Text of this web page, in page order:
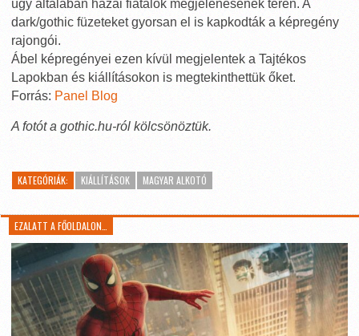
úgy általában hazai fiatalok megjelenésének terén. A
dark/gothic füzeteket gyorsan el is kapkodták a képregény
rajongói.
Ábel képregényei ezen kívül megjelentek a Tajtékos
Lapokban és kiállításokon is megtekinthettük őket.
Forrás: Panel Blog
A fotót a gothic.hu-ról kölcsönöztük.
KATEGÓRIÁK: KIÁLLÍTÁSOK MAGYAR ALKOTÓ
EZALATT A FŐOLDALON…